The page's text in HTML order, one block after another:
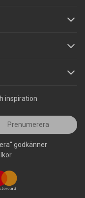
inspiration
Prenumerera
godkänner